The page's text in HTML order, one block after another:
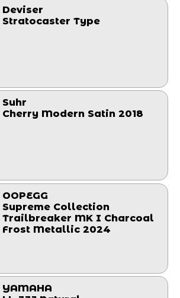
Deviser
Stratocaster Type
Suhr
Cherry Modern Satin 2018
OOPEGG
Supreme Collection
Trailbreaker MK I Charcoal
Frost Metallic 2024
YAMAHA